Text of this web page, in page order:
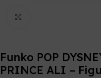
Funko POP
PRINCE ALI –